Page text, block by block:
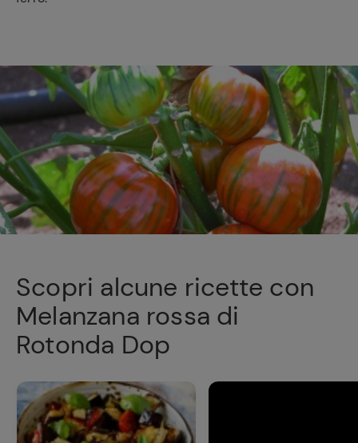
Scopri alcune ricette con
Melanzana rossa di
Rotonda Dop